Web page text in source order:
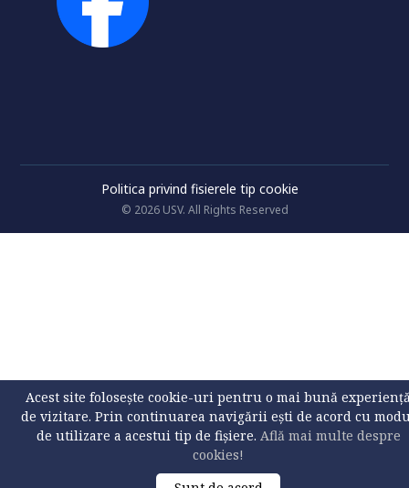
Politica privind fisierele tip cookie
© 2026 USV. All Rights Reserved
Acest site folosește cookie-uri pentru o mai bună
de vizitare. Prin continuarea navigării ești de acord cu
de utilizare a acestui tip de fișiere. Află mai multe despre
cookies!